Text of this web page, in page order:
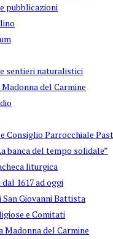
pubblicazioni
sentieri naturalistici
del Carmine
Consiglio Parrocchiale
banca del tempo solidale”
liturgica
1617 ad oggi
San Giovanni Battista
e Comitati
Madonna del Carmine